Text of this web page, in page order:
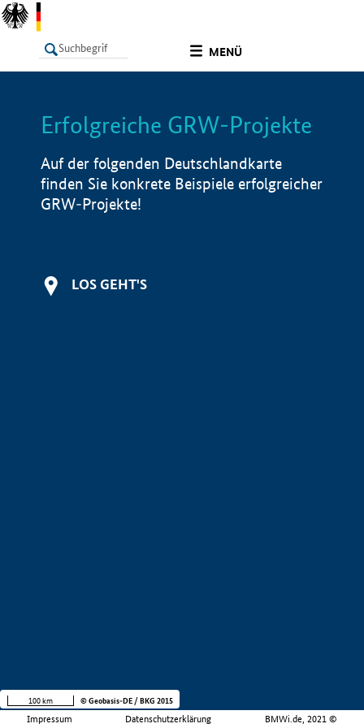
MENÜ
LISTE Info
Erfolgreiche GRW-Projekte
Auf der folgenden Deutschlandkarte
finden Sie konkrete Beispiele erfolgreicher
GRW-Projekte!
LOS GEHT'S
Impressum Datenschutzerklärung BMWi.de, 2021 ©
100 km © Geobasis-DE / BKG 2015